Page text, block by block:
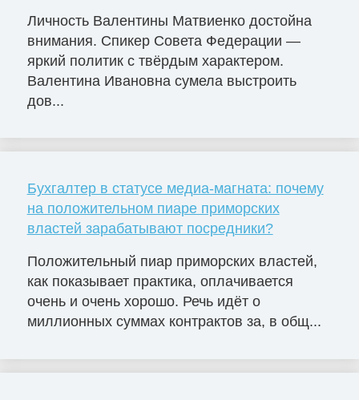
Личность Валентины Матвиенко достойна
внимания. Спикер Совета Федерации —
яркий политик с твёрдым характером.
Валентина Ивановна сумела выстроить
дов...
Бухгалтер в статусе медиа-магната: почему
на положительном пиаре приморских
властей зарабатывают посредники?
Положительный пиар приморских властей,
как показывает практика, оплачивается
очень и очень хорошо. Речь идёт о
миллионных суммах контрактов за, в общ...